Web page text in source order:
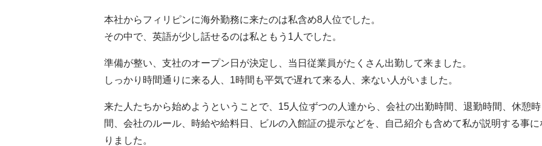
本社からフィリピンに海外勤務に来たのは私含め8人位でした。
その中で、英語が少し話せるのは私ともう1人でした。
準備が整い、支社のオープン日が決定し、当日従業員がたくさん出勤して来ました。
しっかり時間通りに来る人、1時間も平気で遅れて来る人、来ない人がいました。
来た人たちから始めようということで、15人位ずつの人達から、会社の出勤時間、退勤時間、休憩時
間、会社のルール、時給や給料日、ビルの入館証の提示などを、自己紹介も含めて私が説明する事に
りました。